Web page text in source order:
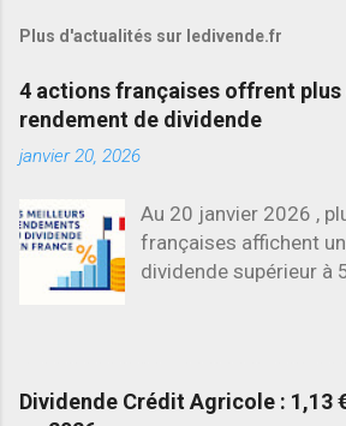
Plus d'actualités sur ledivende.fr
4 actions françaises offrent plus
rendement de dividende
janvier 20, 2026
Au 20 janvier 2026 ,
françaises affichent
dividende supérieur à
évolutions les plus
d’environ 22 % en
Stellantis et Renault
Dividende Crédit Agricole : 1,13